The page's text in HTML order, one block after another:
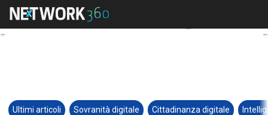
Ultimi articoli Sovranità digitale Cittadinanza digitale